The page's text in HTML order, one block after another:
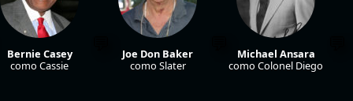
Bernie Casey
como Cassie
Joe Don Baker
como Slater
Michael Ansara
como Colonel Diego